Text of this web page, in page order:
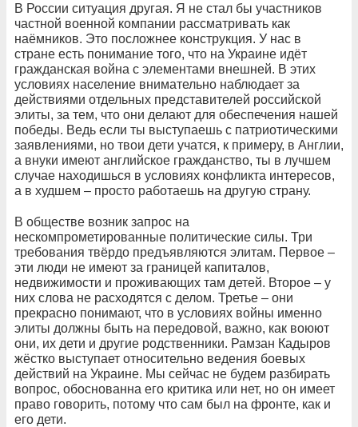
В России ситуация другая. Я не стал бы участников
частной военной компании рассматривать как
наёмников. Это посложнее конструкция. У нас в
стране есть понимание того, что на Украине идёт
гражданская война с элементами внешней. В этих
условиях население внимательно наблюдает за
действиями отдельных представителей российской
элиты, за тем, что они делают для обеспечения нашей
победы. Ведь если ты выступаешь с патриотическими
заявлениями, но твои дети учатся, к примеру, в Англии,
а внуки имеют английское гражданство, ты в лучшем
случае находишься в условиях конфликта интересов,
а в худшем – просто работаешь на другую страну.
В обществе возник запрос на
нескомпрометированные политические силы. Три
требования твёрдо предъявляются элитам. Первое –
эти люди не имеют за границей капиталов,
недвижимости и проживающих там детей. Второе – у
них слова не расходятся с делом. Третье – они
прекрасно понимают, что в условиях войны именно
элиты должны быть на передовой, важно, как воюют
они, их дети и другие родственники. Рамзан Кадыров
жёстко выступает относительно ведения боевых
действий на Украине. Мы сейчас не будем разбирать
вопрос, обоснованна его критика или нет, но он имеет
право говорить, потому что сам был на фронте, как и
его дети.